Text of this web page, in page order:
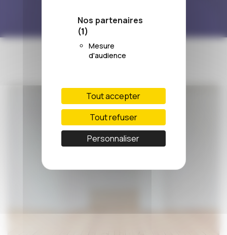
Nos partenaires
(1)
Mesure
d'audience
Tout accepter
Tout refuser
Personnaliser